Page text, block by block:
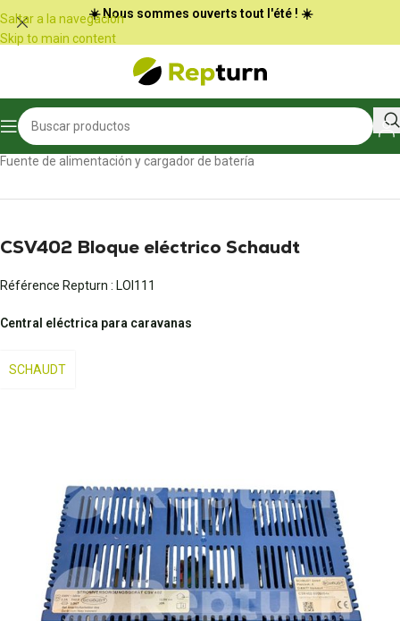
Panel de gestión de cookies
Saltar a la navegación
Skip to main content
☀️ Nous sommes ouverts tout l'été ! ☀️
Inicio/Autocaravanas y furgonetas
Fuente de alimentación y cargador de batería
CSV402 Bloque eléctrico Schaudt
Référence Repturn : LOI111
Central eléctrica para caravanas
SCHAUDT